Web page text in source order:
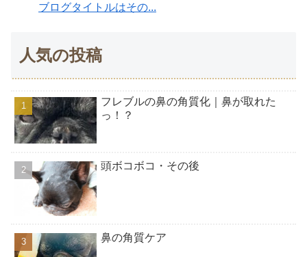
ブログタイトルはその...
人気の投稿
フレブルの鼻の角質化｜鼻が取れた
っ！？
頭ボコボコ・その後
鼻の角質ケア